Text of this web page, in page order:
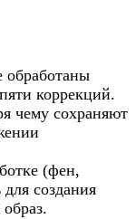
обработаны
коррекций.
чему сохраняют
(фен,
создания